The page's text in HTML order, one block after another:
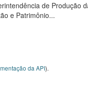
de Produção
e Patrimônio...
da API).